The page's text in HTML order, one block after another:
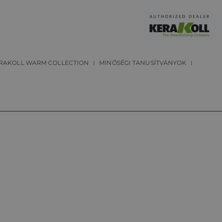
WARM COLLECTION MINŐSÉGI TANUSÍTVÁNYOK